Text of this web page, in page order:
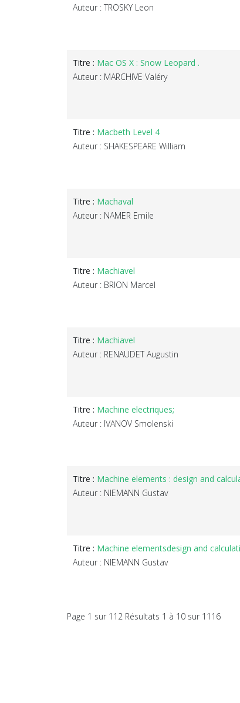
Auteur : TROSKY Leon
Titre : Mac OS X : Snow Leopard .
Auteur : MARCHIVE Valéry
Titre : Macbeth Level 4
Auteur : SHAKESPEARE William
Titre : Machaval
Auteur : NAMER Emile
Titre : Machiavel
Auteur : BRION Marcel
Titre : Machiavel
Auteur : RENAUDET Augustin
Titre : Machine electriques;
Auteur : IVANOV Smolenski
Titre : Machine elements : design and
Auteur : NIEMANN Gustav
Titre : Machine elementsdesign and
Auteur : NIEMANN Gustav
Page 1 sur 112 Résultats 1 à 10 sur 1116